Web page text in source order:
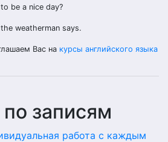
be a nice day?
weatherman says.
Вас на курсы английского языка
записям
работа с каждым